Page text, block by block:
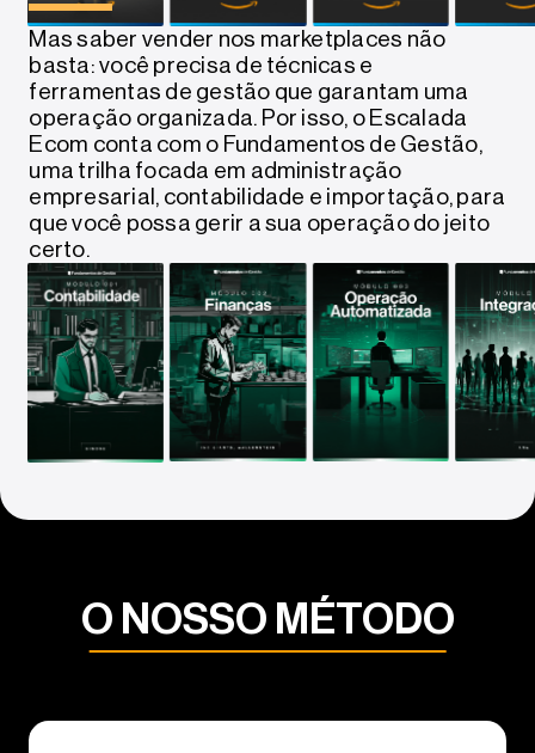
Mas saber vender nos marketplaces não
basta: você precisa de técnicas e
ferramentas de gestão que garantam uma
operação organizada. Por isso, o Escalada
Ecom conta com o Fundamentos de Gestão,
uma trilha focada em administração
empresarial, contabilidade e importação, para
que você possa gerir a sua operação do jeito
certo.
O NOSSO MÉTODO